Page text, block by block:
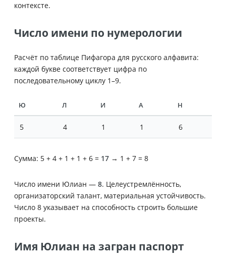
контексте.
Число имени по нумерологии
Расчёт по таблице Пифагора для русского алфавита:
каждой букве соответствует цифра по
последовательному циклу 1–9.
Ю Л И А Н
5 4 1 1 6
Сумма: 5 + 4 + 1 + 1 + 6 = 17 → 1 + 7 = 8
Число имени Юлиан — 8. Целеустремлённость,
организаторский талант, материальная устойчивость.
Число 8 указывает на способность строить большие
проекты.
Имя Юлиан на загран паспорт